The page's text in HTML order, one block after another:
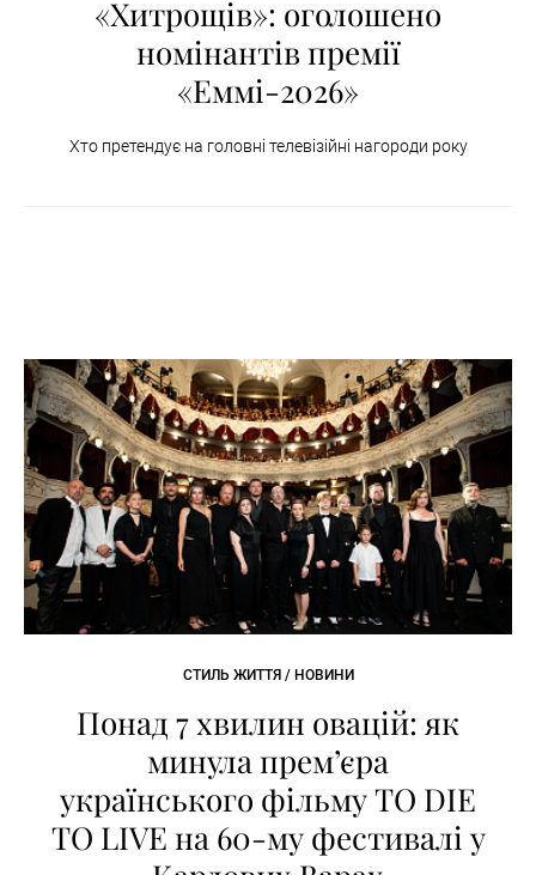
«Хитрощів»: оголошено
номінантів премії
«Еммі-2026»
Хто претендує на головні телевізійні нагороди року
СТИЛЬ ЖИТТЯ / НОВИНИ
Понад 7 хвилин овацій: як
минула премʼєра
українського фільму TO DIE
TO LIVE на 60-му фестивалі у